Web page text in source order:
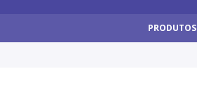
PRODUTOS